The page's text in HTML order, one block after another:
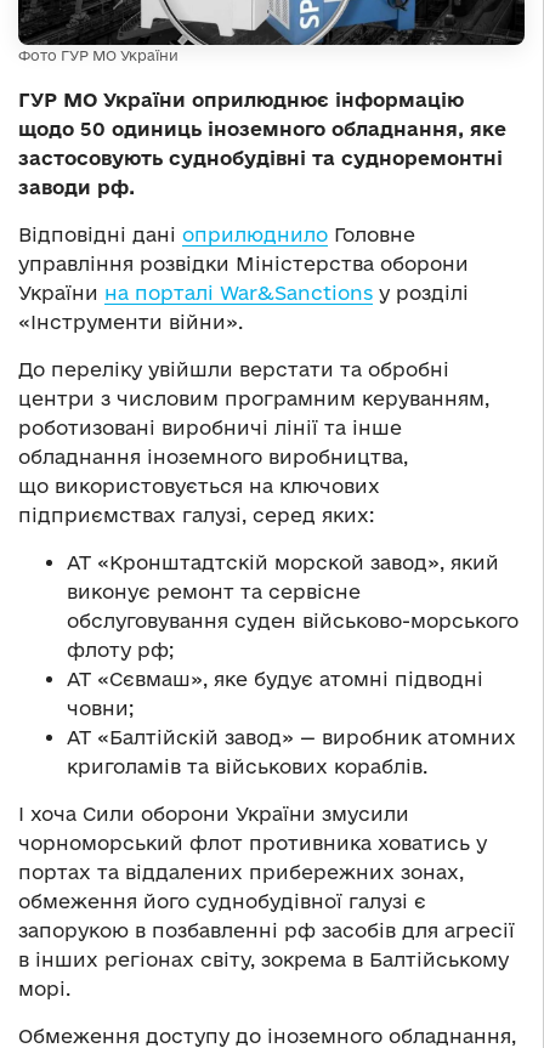
Фото ГУР МО України
ГУР МО України оприлюднює інформацію
щодо 50 одиниць іноземного обладнання, яке
застосовують суднобудівні та судноремонтні
заводи рф.
Відповідні дані оприлюднило Головне
управління розвідки Міністерства оборони
України на порталі War&Sanctions у розділі
«Інструменти війни».
До переліку увійшли верстати та обробні
центри з числовим програмним керуванням,
роботизовані виробничі лінії та інше
обладнання іноземного виробництва,
що використовується на ключових
підприємствах галузі, серед яких:
АТ «Кронштадтскій морской завод», який
виконує ремонт та сервісне
обслуговування суден військово-морського
флоту рф;
АТ «Сєвмаш», яке будує атомні підводні
човни;
АТ «Балтійскій завод» — виробник атомних
криголамів та військових кораблів.
І хоча Сили оборони України змусили
чорноморський флот противника ховатись у
портах та віддалених прибережних зонах,
обмеження його суднобудівної галузі є
запорукою в позбавленні рф засобів для агресії
в інших регіонах світу, зокрема в Балтійському
морі.
Обмеження доступу до іноземного обладнання,